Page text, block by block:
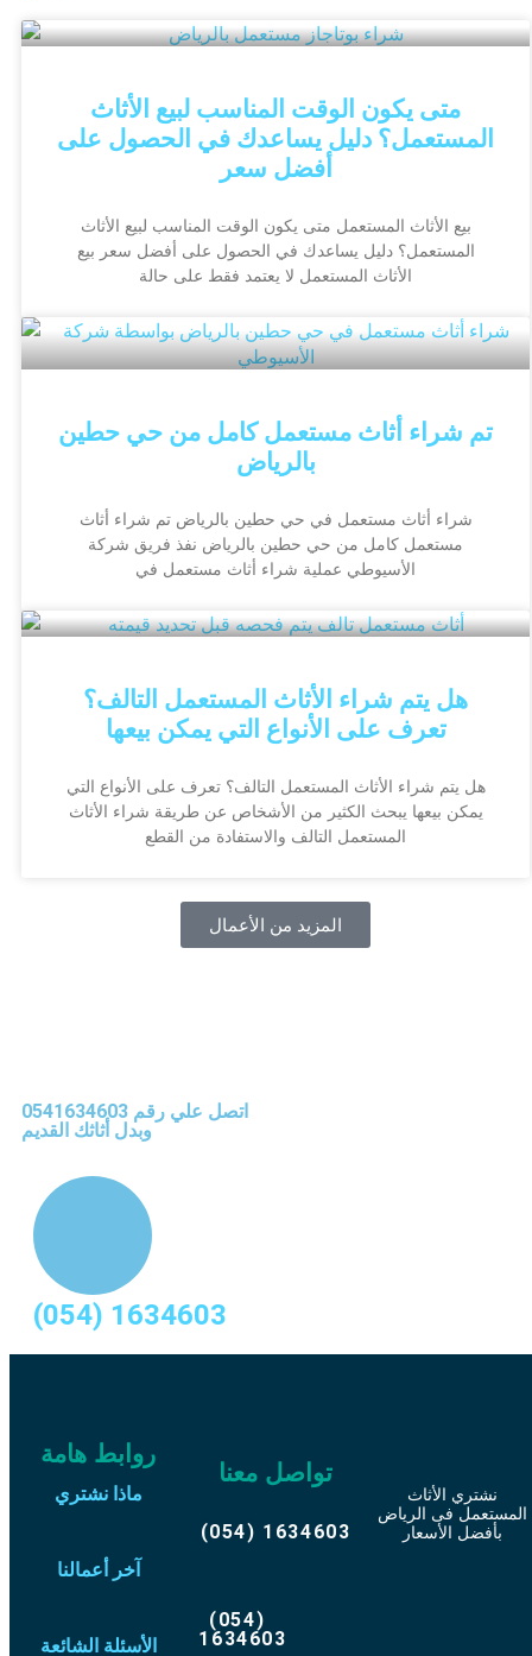
متى يكون الوقت المناسب لبيع الأثاث
المستعمل؟ دليل يساعدك في الحصول على
أفضل سعر
بيع الأثاث المستعمل متى يكون الوقت المناسب لبيع الأثاث
المستعمل؟ دليل يساعدك في الحصول على أفضل سعر بيع
الأثاث المستعمل لا يعتمد فقط على حالة
تم شراء أثاث مستعمل كامل من حي حطين
بالرياض
شراء أثاث مستعمل في حي حطين بالرياض تم شراء أثاث
مستعمل كامل من حي حطين بالرياض نفذ فريق شركة
الأسيوطي عملية شراء أثاث مستعمل في
هل يتم شراء الأثاث المستعمل التالف؟
تعرف على الأنواع التي يمكن بيعها
هل يتم شراء الأثاث المستعمل التالف؟ تعرف على الأنواع التي
يمكن بيعها يبحث الكثير من الأشخاص عن طريقة شراء الأثاث
المستعمل التالف والاستفادة من القطع
المزيد من الأعمال
اتصل علي رقم 0541634603
وبدل أثاثك القديم
(054) 1634603
روابط هامة
ماذا نشتري
آخر أعمالنا
الأسئلة الشائعة
تواصل معنا
(054) 1634603
(054)
1634603
نشتري الأثاث
المستعمل فى الرياض
بأفضل الأسعار